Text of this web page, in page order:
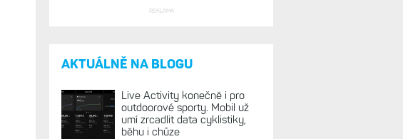
REKLAMA
AKTUÁLNĚ NA BLOGU
Live Activity konečně i pro
outdoorové sporty. Mobil už
umí zrcadlit data cyklistiky,
běhu i chůze